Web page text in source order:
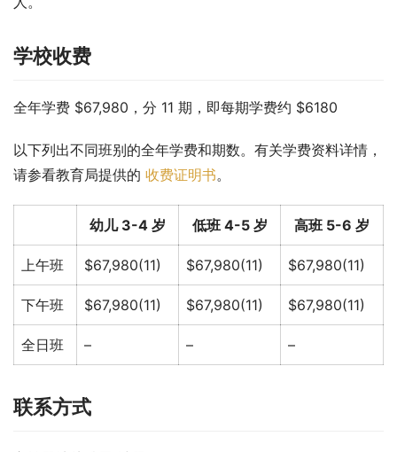
学校收费
全年学费 $67,980，分 11 期，即每期学费约 $6180
以下列出不同班别的全年学费和期数。有关学费资料详情，
请参看教育局提供的 收费证明书。
幼儿 3-4 岁 低班 4-5 岁 高班 5-6 岁
上午班 $67,980(11) $67,980(11) $67,980(11)
下午班 $67,980(11) $67,980(11) $67,980(11)
全日班 – – –
联系方式